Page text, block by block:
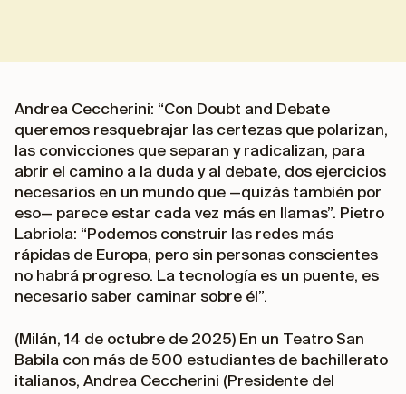
Andrea Ceccherini: “Con Doubt and Debate
queremos resquebrajar las certezas que polarizan,
las convicciones que separan y radicalizan, para
abrir el camino a la duda y al debate, dos ejercicios
necesarios en un mundo que —quizás también por
eso— parece estar cada vez más en llamas”. Pietro
Labriola: “Podemos construir las redes más
rápidas de Europa, pero sin personas conscientes
no habrá progreso. La tecnología es un puente, es
necesario saber caminar sobre él”.
(Milán, 14 de octubre de 2025) En un Teatro San
Babila con más de 500 estudiantes de bachillerato
italianos, Andrea Ceccherini (Presidente del